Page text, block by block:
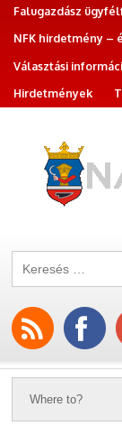
Falugazdász
NFK hirdetmény –
Választási
Hirdetmények